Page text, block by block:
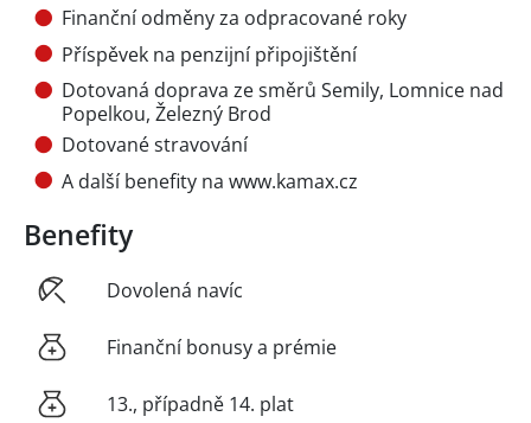
Finanční odměny za odpracované roky
Příspěvek na penzijní připojištění
Dotovaná doprava ze směrů Semily, Lomnice nad
Popelkou, Železný Brod
Dotované stravování
A další benefity na www.kamax.cz
Benefity
Dovolená navíc
Finanční bonusy a prémie
13., případně 14. plat